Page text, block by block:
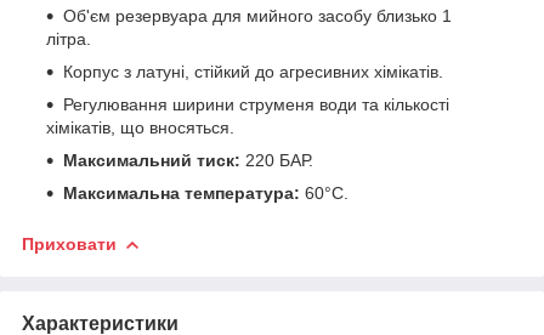
Об'єм резервуара для мийного засобу близько 1
літра.
Корпус з латуні, стійкий до агресивних хімікатів.
Регулювання ширини струменя води та кількості
хімікатів, що вносяться.
Максимальний тиск: 220 БАР.
Максимальна температура: 60°C.
Приховати
Характеристики